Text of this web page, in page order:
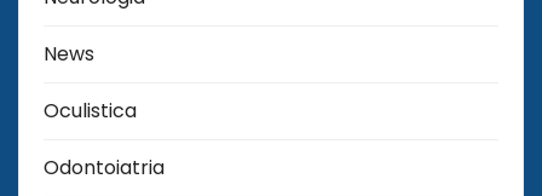
News
Oculistica
Odontoiatria